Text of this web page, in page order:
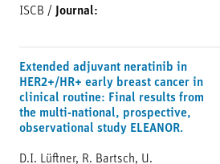
ISCB / Journal:
Extended adjuvant neratinib in
HER2+/HR+ early breast cancer in
clinical routine: Final results from
the multi-national, prospective,
observational study ELEANOR.
D.I. Lüftner, R. Bartsch, U.